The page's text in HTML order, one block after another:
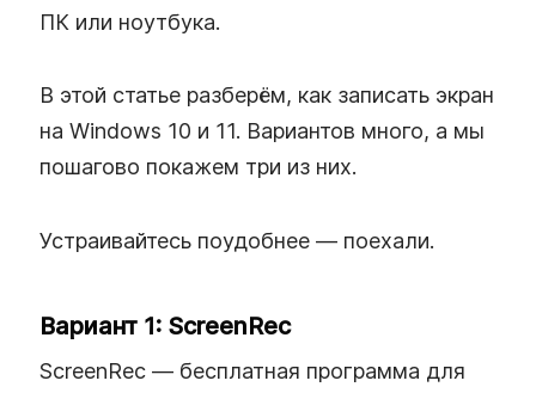
ПК или ноутбука.
В этой статье разберём, как записать экран
на Windows 10 и 11. Вариантов много, а мы
пошагово покажем три из них.
Устраивайтесь поудобнее — поехали.
Вариант 1: ScreenRec
ScreenRec — бесплатная программа для